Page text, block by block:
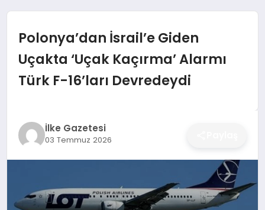
MAGAZIN
DÜNYA
EĞITIM
Polonya’dan İsrail’e Giden
Uçakta ‘Uçak Kaçırma’ Alarmı
Türk F-16’ları Devredeydi
İlke Gazetesi
03 Temmuz 2026